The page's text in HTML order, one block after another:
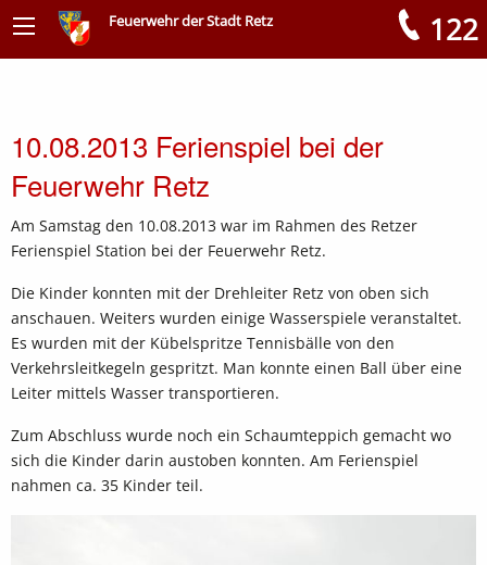
Feuerwehr der Stadt Retz 122
10.08.2013 Ferienspiel bei der
Feuerwehr Retz
Am Samstag den 10.08.2013 war im Rahmen des Retzer
Ferienspiel Station bei der Feuerwehr Retz.
Die Kinder konnten mit der Drehleiter Retz von oben sich
anschauen. Weiters wurden einige Wasserspiele veranstaltet.
Es wurden mit der Kübelspritze Tennisbälle von den
Verkehrsleitkegeln gespritzt. Man konnte einen Ball über eine
Leiter mittels Wasser transportieren.
Zum Abschluss wurde noch ein Schaumteppich gemacht wo
sich die Kinder darin austoben konnten. Am Ferienspiel
nahmen ca. 35 Kinder teil.